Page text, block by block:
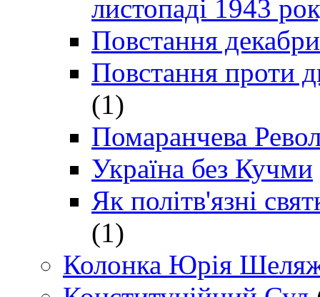
листопаді 1943
Повстання
Повстання проти
(1)
Помаранчева
Україна без Кучми
Як політв'язні
(1)
Колонка Юрія